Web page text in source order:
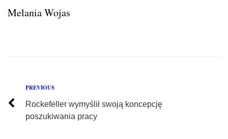
Melania Wojas
PREVIOUS
Rockefeller wymyślił swoją koncepcję
poszukiwania pracy